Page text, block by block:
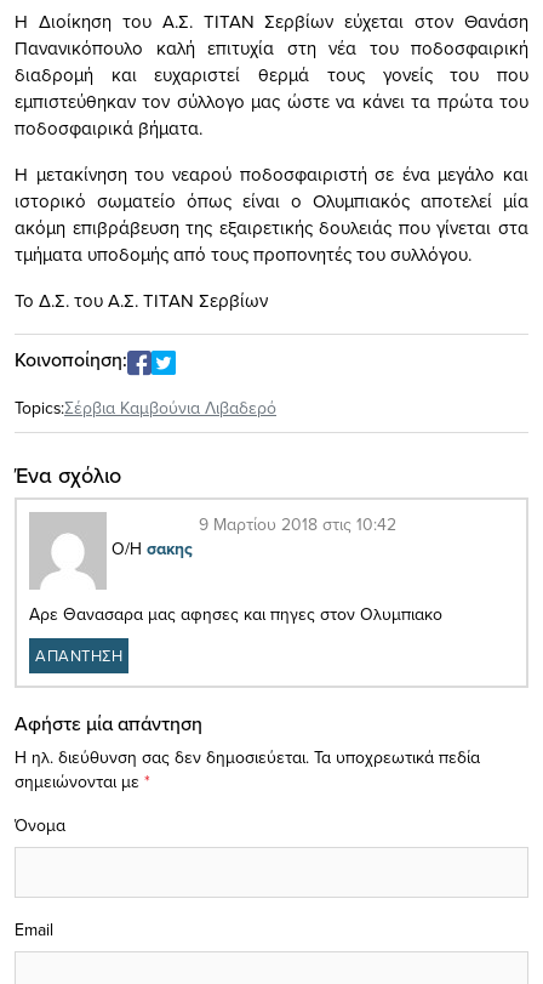
Η Διοίκηση του Α.Σ. ΤΙΤΑΝ Σερβίων εύχεται στον Θανάση
Πανανικόπουλο καλή επιτυχία στη νέα του ποδοσφαιρική
διαδρομή και ευχαριστεί θερμά τους γονείς του που
εμπιστεύθηκαν τον σύλλογο μας ώστε να κάνει τα πρώτα του
ποδοσφαιρικά βήματα.
Η μετακίνηση του νεαρού ποδοσφαιριστή σε ένα μεγάλο και
ιστορικό σωματείο όπως είναι ο Ολυμπιακός αποτελεί μία
ακόμη επιβράβευση της εξαιρετικής δουλειάς που γίνεται στα
τμήματα υποδομής από τους προπονητές του συλλόγου.
Το Δ.Σ. του Α.Σ. ΤΙΤΑΝ Σερβίων
Κοινοποίηση:
Topics:Σέρβια Καμβούνια Λιβαδερό
Ένα σχόλιο
Ο/Η σακης
9 Μαρτίου 2018 στις 10:42
Αρε Θανασαρα μας αφησες και πηγες στον Ολυμπιακο
ΑΠΑΝΤΗΣΗ
Αφήστε μία απάντηση
Η ηλ. διεύθυνση σας δεν δημοσιεύεται. Τα υποχρεωτικά πεδία
σημειώνονται με *
Όνομα
Email